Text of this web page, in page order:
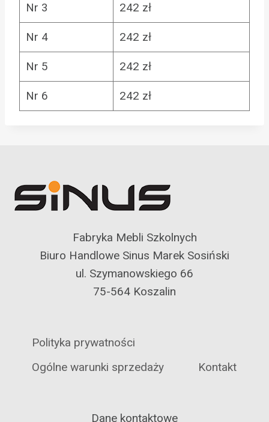
Nr 3 242 zł
Nr 4 242 zł
Nr 5 242 zł
Nr 6 242 zł
Fabryka Mebli Szkolnych
Biuro Handlowe Sinus Marek Sosiński
ul. Szymanowskiego 66
75-564 Koszalin
Polityka prywatności
Ogólne warunki sprzedaży
Kontakt
Dane kontaktowe